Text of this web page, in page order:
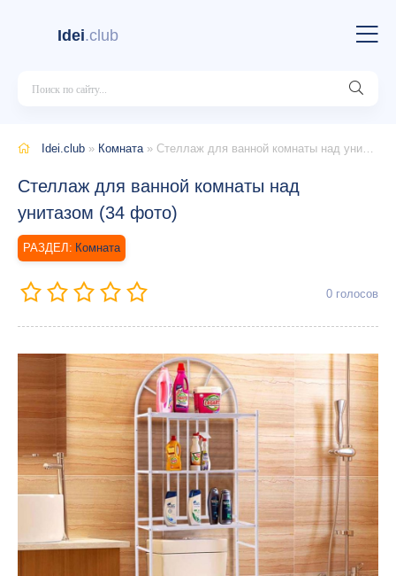
Idei.club
Idei.club » Комната» Стеллаж для ванной комнаты над унитазом (34 фото)
Стеллаж для ванной комнаты над
унитазом (34 фото)
Комната
0 голосов